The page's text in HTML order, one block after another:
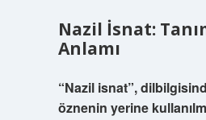
Nazil İsnat:
Anlamı
“Nazil isnat”,
öznenin yerine